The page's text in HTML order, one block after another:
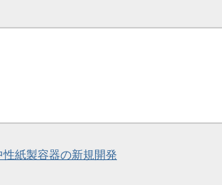
紙製容器の新規開発